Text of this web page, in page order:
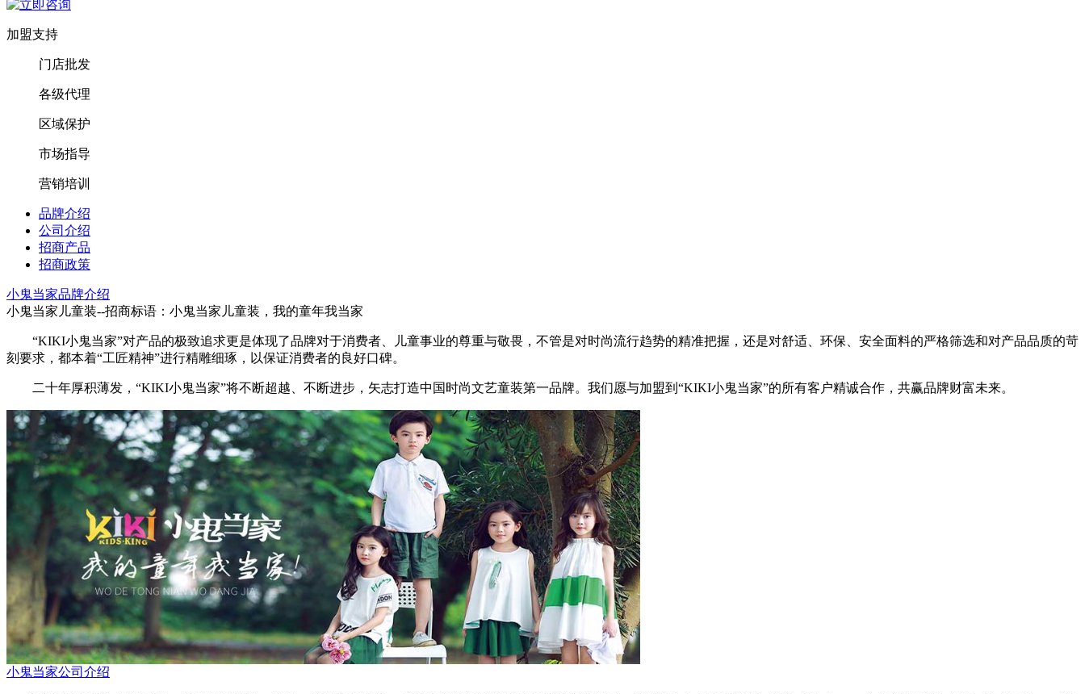
加盟支持
门店批发
各级代理
区域保护
市场指导
营销培训
品牌介绍
公司介绍
招商产品
招商政策
小鬼当家品牌介绍
小鬼当家儿童装--招商标语： 小鬼当家儿童装，我的童年我当家
“KIKI小鬼当家”对产品的极致追求更是体现了品牌对于消费者、儿童事业的尊重与敬畏，不管是对时尚流行趋势的精准把握，还是对舒适、环保、安全面料的严格筛选和对产品品质的苛
刻要求，都本着“工匠精神”进行精雕细琢，以保证消费者的良好口碑。
二十年厚积薄发，“KIKI小鬼当家”将不断超越、不断进步，矢志打造中国时尚文艺童装第一品牌。我们愿与加盟到“KIKI小鬼当家”的所有客户精诚合作，共赢品牌财富未来。
小鬼当家公司介绍